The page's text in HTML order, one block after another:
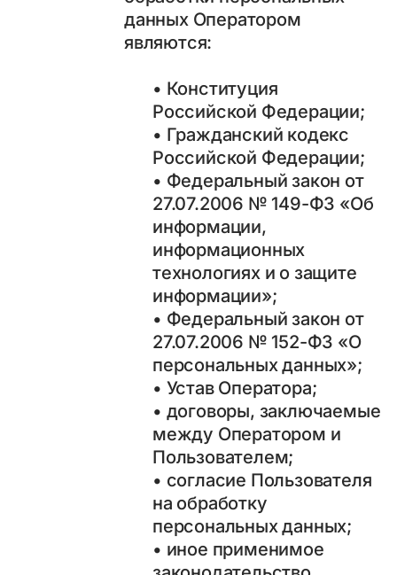
данных Оператором
являются:
• Конституция
Российской Федерации;
• Гражданский кодекс
Российской Федерации;
• Федеральный закон от
27.07.2006 № 149-ФЗ «Об
информации,
информационных
технологиях и о защите
информации»;
• Федеральный закон от
27.07.2006 № 152-ФЗ «О
персональных данных»;
• Устав Оператора;
• договоры, заключаемые
между Оператором и
Пользователем;
• согласие Пользователя
на обработку
персональных данных;
• иное применимое